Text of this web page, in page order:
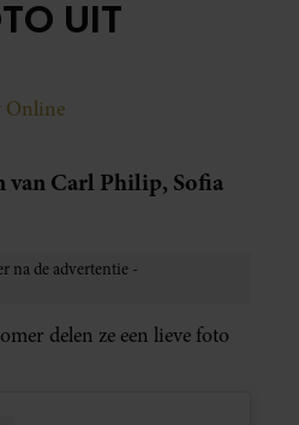
UIT
Online
van Carl Philip, Sofia
delen ze een lieve foto